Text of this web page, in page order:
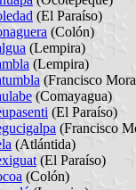
(El Paraíso)
(Colón)
(Lempira)
(Lempira)
(Francisco
(Comayagua)
(El Paraíso)
(Francisco
(Atlántida)
(El Paraíso)
(Colón)